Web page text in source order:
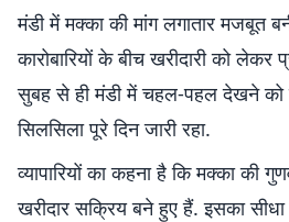
मंडी में मक्का की मांग लगातार मजबूत
कारोबारियों के बीच खरीदारी को लेकर
सुबह से ही मंडी में चहल-पहल देखने को
सिलसिला पूरे दिन जारी रहा.
व्यापारियों का कहना है कि मक्का की
खरीदार सक्रिय बने हुए हैं. इसका सीधा